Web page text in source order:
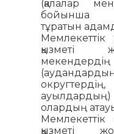
(қалалар
бойынша
тұратын
Мемлекеттік
қызметі
мекендердің
округтердің,
олардың
Мемлекеттік
қызметі